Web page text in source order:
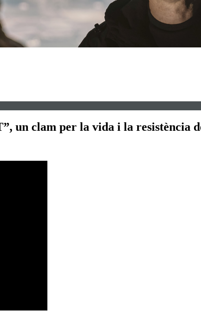
un clam per la vida i la resistència